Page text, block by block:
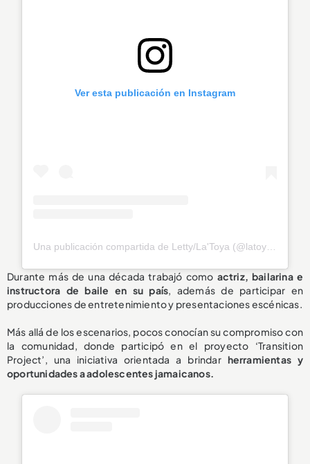
Ver esta publicación en Instagram
Una publicación compartida de Letty/La'Toya (@latoya_officially)
Durante más de una década trabajó como actriz, bailarina e
instructora de baile en su país, además de participar en
producciones de entretenimiento y presentaciones escénicas.
Más allá de los escenarios, pocos conocían su compromiso con
la comunidad, donde participó en el proyecto ‘Transition
Project’, una iniciativa orientada a brindar herramientas y
oportunidades a adolescentes jamaicanos.